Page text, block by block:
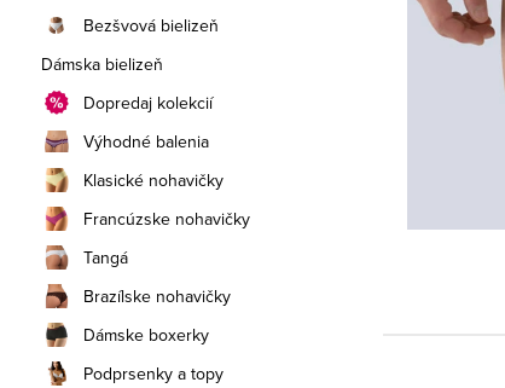
Bezšvová bielizeň
Dámska bielizeň
Dopredaj kolekcií
Výhodné balenia
Klasické nohavičky
Francúzske nohavičky
Tangá
Brazílske nohavičky
Dámske boxerky
Podprsenky a topy